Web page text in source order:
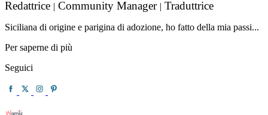
Redattrice | Community Manager | Traduttrice
Siciliana di origine e parigina di adozione, ho fatto della mia passi...
Per saperne di più
Seguici